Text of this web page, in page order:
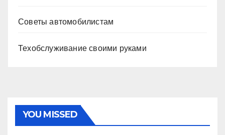
Советы автомобилистам
Техобслуживание своими руками
YOU MISSED